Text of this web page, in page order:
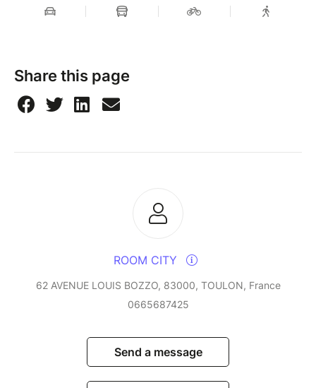
Share this page
ROOM CITY
62 AVENUE LOUIS BOZZO, 83000, TOULON, France
0665687425
Send a message